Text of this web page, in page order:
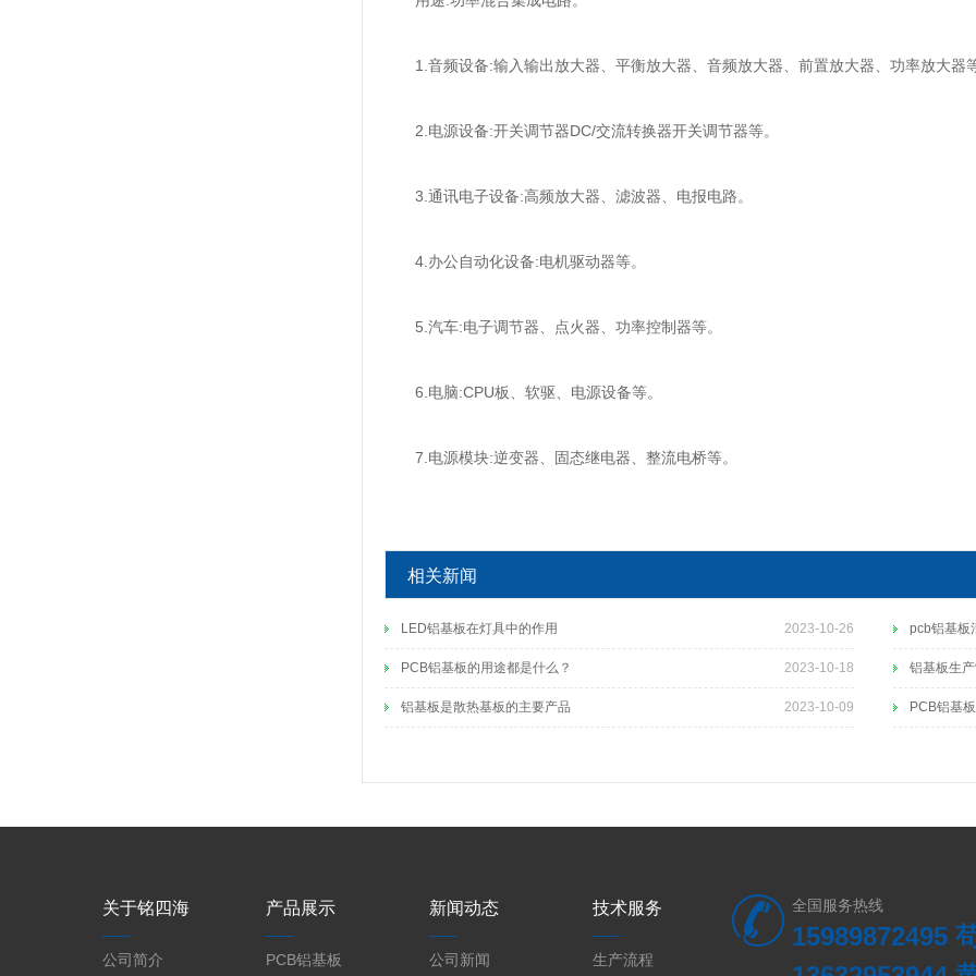
1.音频设备:输入输出放大器、平衡放大器、音频放大器、前置放大器、功率放大器
2.电源设备:开关调节器DC/交流转换器开关调节器等。
3.通讯电子设备:高频放大器、滤波器、电报电路。
4.办公自动化设备:电机驱动器等。
5.汽车:电子调节器、点火器、功率控制器等。
6.电脑:CPU板、软驱、电源设备等。
7.电源模块:逆变器、固态继电器、整流电桥等。
相关新闻
2023-10-26
LED铝基板在灯具中的作用 pcb铝基板
2023-10-18
PCB铝基板的用途都是什么？ 铝基板生
2023-10-09
铝基板是散热基板的主要产品 PCB铝基
关于铭四海
公司简介
产品展示
PCB铝基板
新闻动态
公司新闻
技术服务
生产流程
全国服务热线
15989872495